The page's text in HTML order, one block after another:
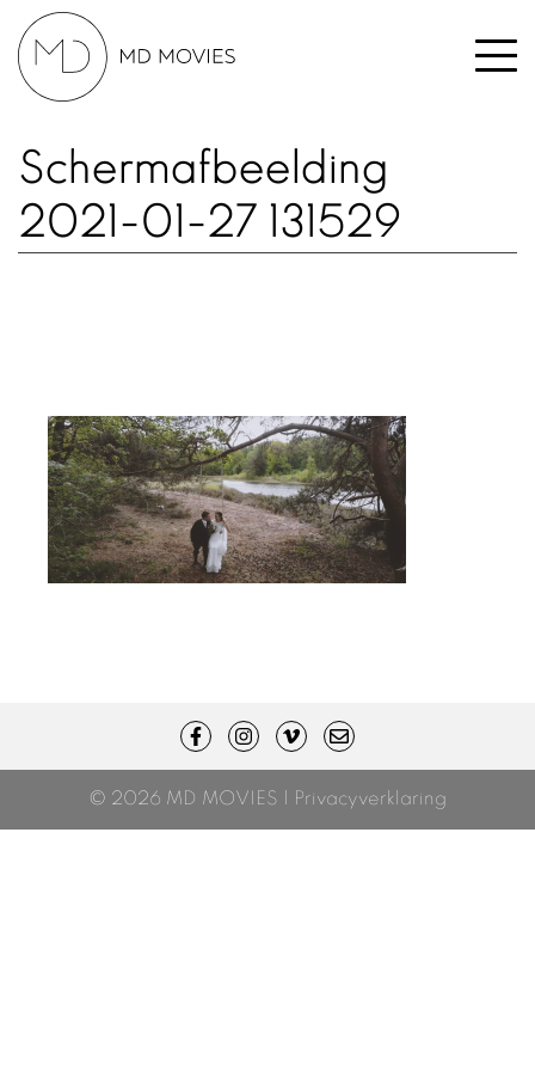
Schermafbeelding
2021-01-27 131529
© 2026 MD MOVIES | Privacyverklaring